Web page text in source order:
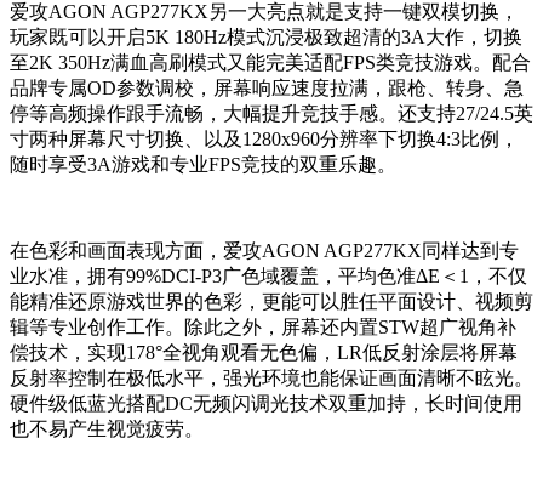
爱攻AGON AGP277KX另一大亮点就是支持一键双模切换，
玩家既可以开启5K 180Hz模式沉浸极致超清的3A大作，切换
至2K 350Hz满血高刷模式又能完美适配FPS类竞技游戏。配合
品牌专属OD参数调校，屏幕响应速度拉满，跟枪、转身、急
停等高频操作跟手流畅，大幅提升竞技手感。还支持27/24.5英
寸两种屏幕尺寸切换、以及1280x960分辨率下切换4:3比例，
随时享受3A游戏和专业FPS竞技的双重乐趣。
在色彩和画面表现方面，爱攻AGON AGP277KX同样达到专
业水准，拥有99%DCI-P3广色域覆盖，平均色准ΔE＜1，不仅
能精准还原游戏世界的色彩，更能可以胜任平面设计、视频剪
辑等专业创作工作。除此之外，屏幕还内置STW超广视角补
偿技术，实现178°全视角观看无色偏，LR低反射涂层将屏幕
反射率控制在极低水平，强光环境也能保证画面清晰不眩光。
硬件级低蓝光搭配DC无频闪调光技术双重加持，长时间使用
也不易产生视觉疲劳。